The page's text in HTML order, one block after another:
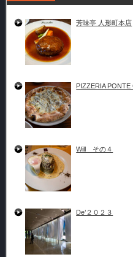
芳味亭 人形町本店
PIZZERIA PONTE
Will その４
De’２０２３